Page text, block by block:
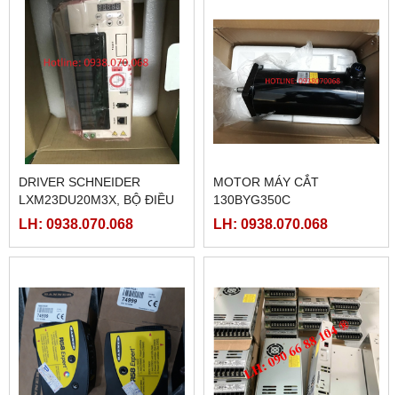
DRIVER SCHNEIDER
LXM23DU20M3X, BỘ ĐIỀU
KHIỂN SERVO
LH: 0938.070.068
MOTOR MÁY CẮT
130BYG350C
LH: 0938.070.068